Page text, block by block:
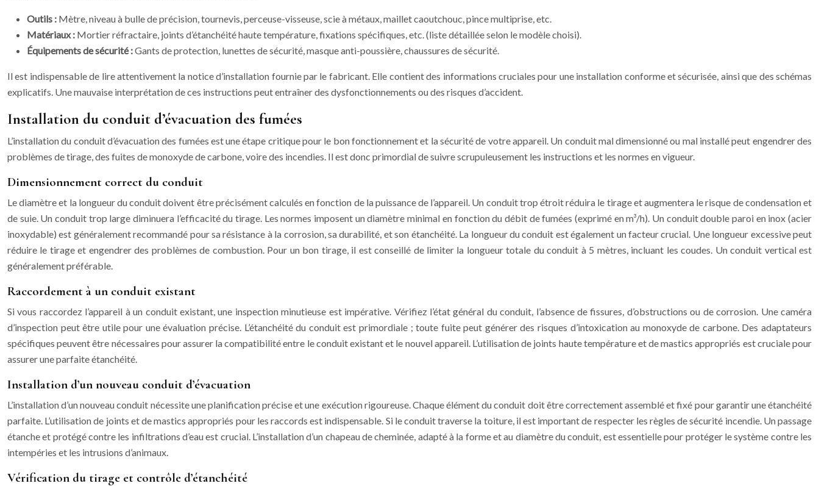
Outils : Mètre, niveau à bulle de précision, tournevis, perceuse-visseuse, scie à métaux, maillet caoutchouc, pince multiprise, etc.
Matériaux : Mortier réfractaire, joints d’étanchéité haute température, fixations spécifiques, etc. (liste détaillée selon le modèle choisi).
Équipements de sécurité :Gants de protection, lunettes de sécurité, masque anti-poussière, chaussures de sécurité.
Il est indispensable de lire attentivement la notice d’installation fournie par le fabricant. Elle contient des informations cruciales pour une installation conforme et sécurisée, ainsi que des schémas
explicatifs. Une mauvaise interprétation de ces instructions peut entraîner des dysfonctionnements ou des risques d’accident.
Installation du conduit d’évacuation des fumées
L’installation du conduit d’évacuation des fumées est une étape critique pour le bon fonctionnement et la sécurité de votre appareil. Un conduit mal dimensionné ou mal installé peut engendrer des
problèmes de tirage, des fuites de monoxyde de carbone, voire des incendies. Il est donc primordial de suivre scrupuleusement les instructions et les normes en vigueur.
Dimensionnement correct du conduit
Le diamètre et la longueur du conduit doivent être précisément calculés en fonction de la puissance de l’appareil. Un conduit trop étroit réduira le tirage et augmentera le risque de condensation et
de suie. Un conduit trop large diminuera l’efficacité du tirage. Les normes imposent un diamètre minimal en fonction du débit de fumées (exprimé en m³/h). Un conduit double paroi en inox (acier
inoxydable) est généralement recommandé pour sa résistance à la corrosion, sa durabilité, et son étanchéité. La longueur du conduit est également un facteur crucial. Une longueur excessive peut
réduire le tirage et engendrer des problèmes de combustion. Pour un bon tirage, il est conseillé de limiter la longueur totale du conduit à 5 mètres, incluant les coudes. Un conduit vertical est
généralement préférable.
Raccordement à un conduit existant
Si vous raccordez l’appareil à un conduit existant, une inspection minutieuse est impérative. Vérifiez l’état général du conduit, l’absence de fissures, d’obstructions ou de corrosion. Une caméra
d’inspection peut être utile pour une évaluation précise. L’étanchéité du conduit est primordiale ; toute fuite peut générer des risques d’intoxication au monoxyde de carbone. Des adaptateurs
spécifiques peuvent être nécessaires pour assurer la compatibilité entre le conduit existant et le nouvel appareil. L’utilisation de joints haute température et de mastics appropriés est cruciale pour
assurer une parfaite étanchéité.
Installation d’un nouveau conduit d’évacuation
L’installation d’un nouveau conduit nécessite une planification précise et une exécution rigoureuse. Chaque élément du conduit doit être correctement assemblé et fixé pour garantir une étanchéité
parfaite. L’utilisation de joints et de mastics appropriés pour les raccords est indispensable. Si le conduit traverse la toiture, il est important de respecter les règles de sécurité incendie. Un passage
étanche et protégé contre les infiltrations d’eau est crucial. L’installation d’un chapeau de cheminée, adapté à la forme et au diamètre du conduit, est essentielle pour protéger le système contre les
intempéries et les intrusions d’animaux.
Vérification du tirage et contrôle d’étanchéité